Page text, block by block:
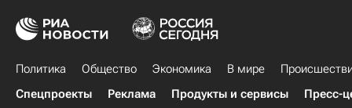
Политика Общество Экономика В мире
Спецпроекты
Реклама Продукты и сервисы Пресс-